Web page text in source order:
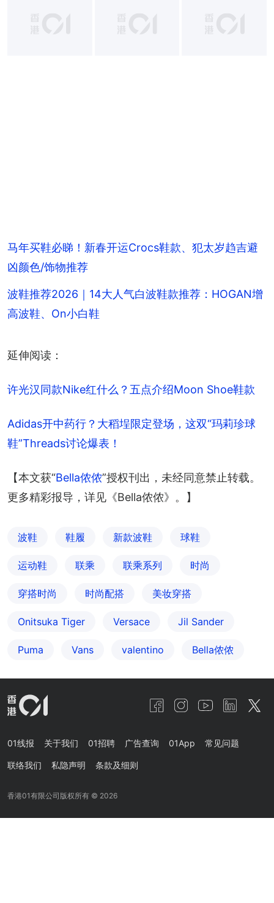
马年买鞋必睇！新春开运Crocs鞋款、犯太岁趋吉避
凶颜色/饰物推荐
波鞋推荐2026｜14大人气白波鞋款推荐：HOGAN增
高波鞋、On小白鞋
延伸阅读：
许光汉同款Nike红什么？五点介绍Moon Shoe鞋款
Adidas开中药行？大稻埕限定登场，这双“玛莉珍球
鞋”Threads讨论爆表！
【本文获“Bella侬侬”授权刊出，未经同意禁止转载。
更多精彩报导，详见《Bella侬侬》。】
波鞋 鞋履 新款波鞋 球鞋
运动鞋 联乘 联乘系列 时尚
穿搭时尚 时尚配搭 美妆穿搭
Onitsuka Tiger Versace Jil Sander
Puma Vans valentino Bella侬侬
01线报 关于我们 01招聘 广告查询 01App 常见问题
联络我们 私隐声明 条款及细则
香港01有限公司版权所有 © 2026